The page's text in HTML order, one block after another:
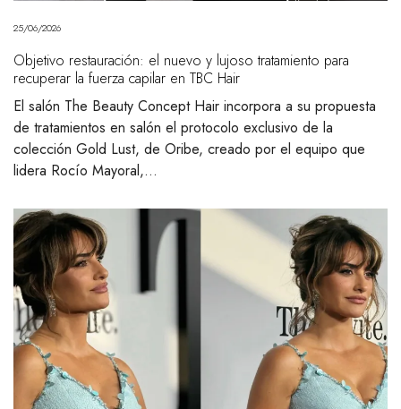
25/06/2026
Objetivo restauración: el nuevo y lujoso tratamiento para
recuperar la fuerza capilar en TBC Hair
El salón The Beauty Concept Hair incorpora a su propuesta
de tratamientos en salón el protocolo exclusivo de la
colección Gold Lust, de Oribe, creado por el equipo que
lidera Rocío Mayoral,…